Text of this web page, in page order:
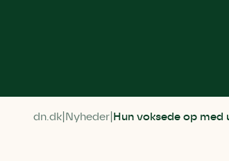
dn.dk Nyheder Hun voksede op